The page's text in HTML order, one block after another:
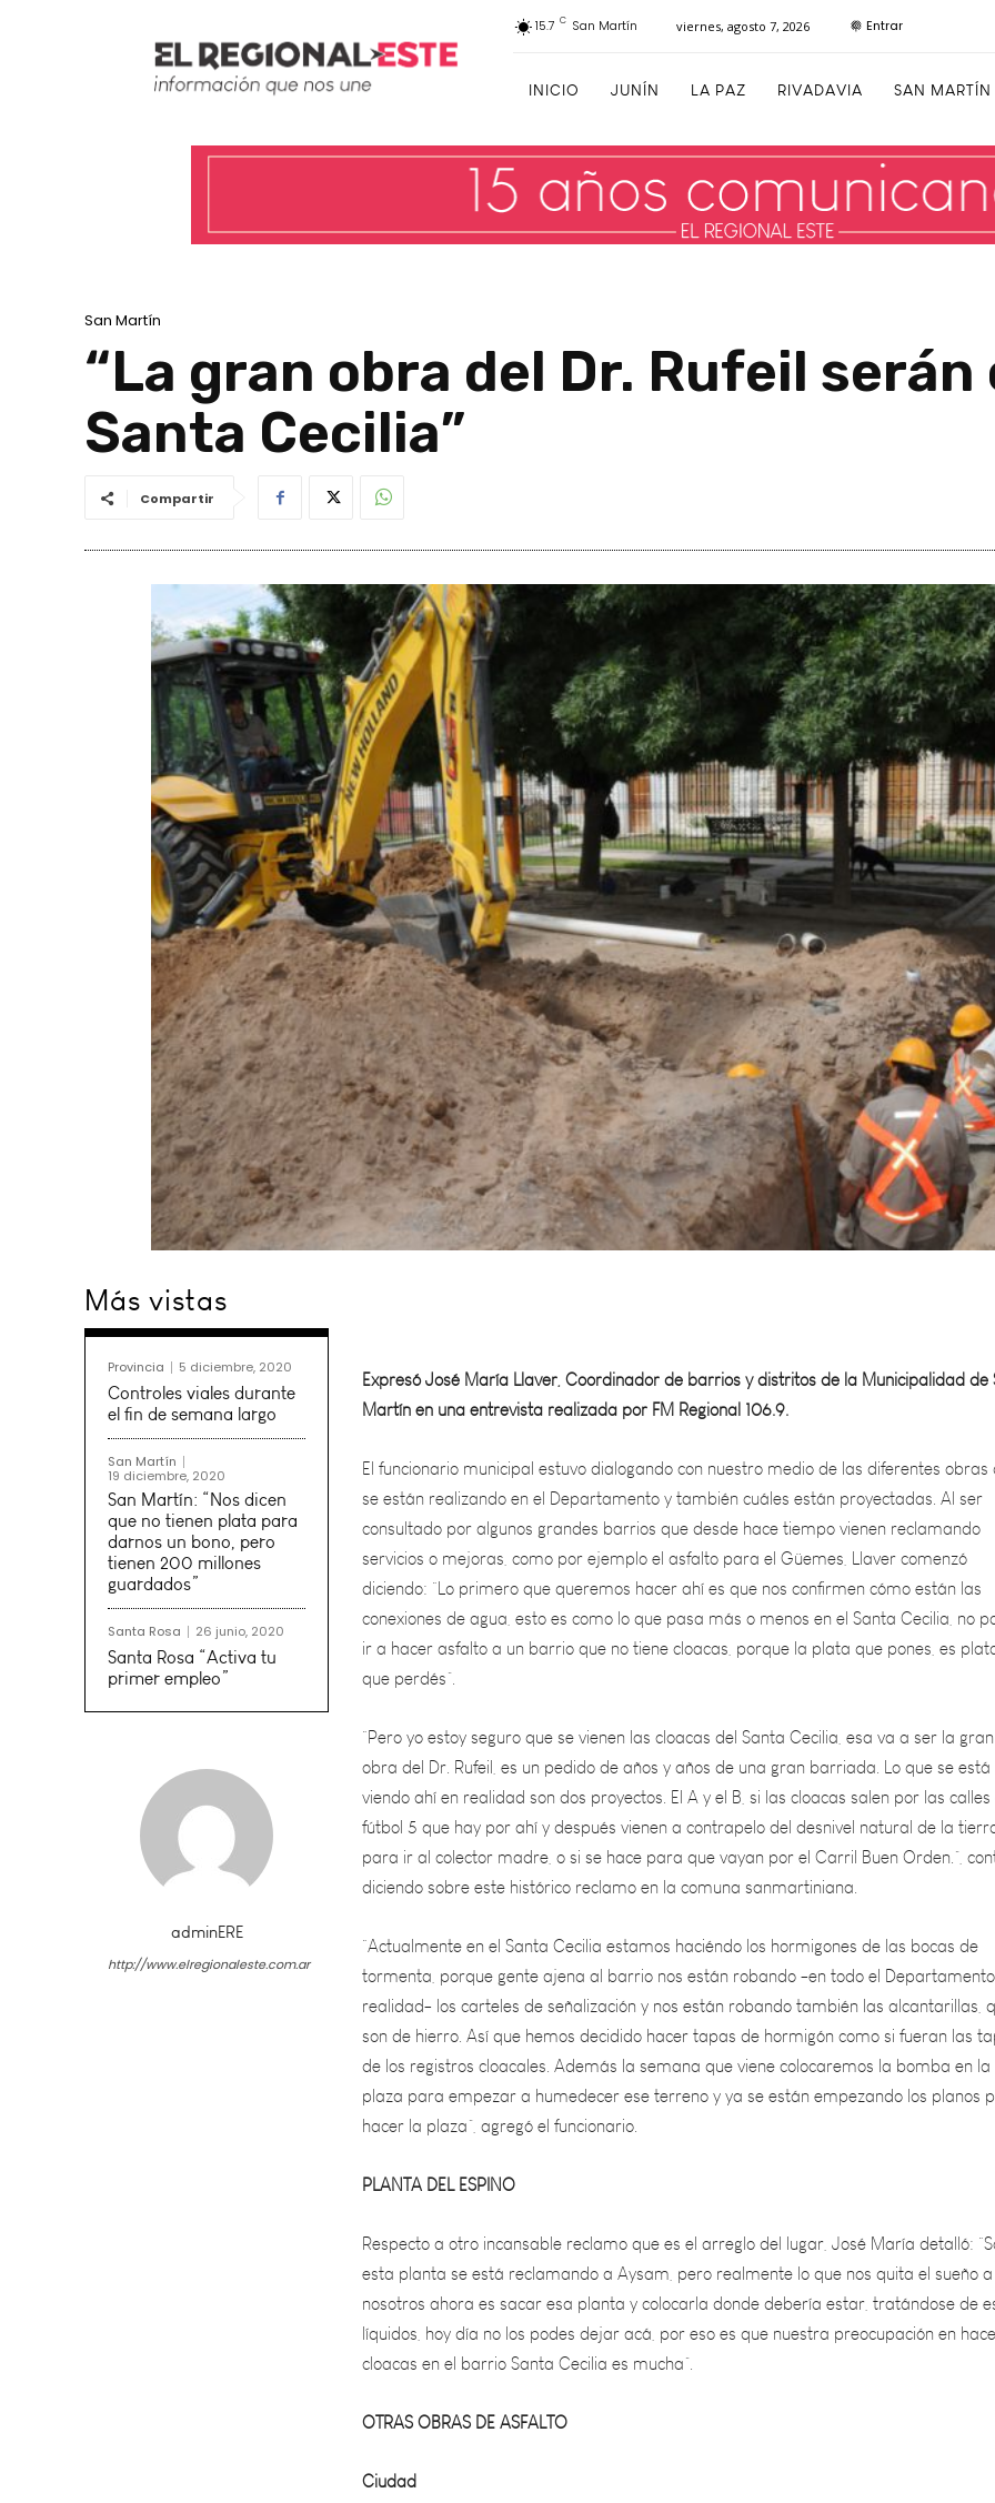
15.7 C San Martín viernes, agosto 7, 2026 Entrar
INICIO JUNÍN LA PAZ RIVADAVIA SAN MARTÍN
San Martín
“La gran obra del Dr. Rufeil serán
Santa Cecilia”
Compartir
Más vistas
Provincia 5 diciembre, 2020
Controles viales durante
el fin de semana largo
San Martín
19 diciembre, 2020
San Martín: “Nos dicen
que no tienen plata para
darnos un bono, pero
tienen 200 millones
guardados”
Santa Rosa 26 junio, 2020
Santa Rosa “Activa tu
primer empleo”
adminERE
http://www.elregionaleste.com.ar
Martín en una entrevista realizada por FM Regional 106.9.
El funcionario municipal estuvo dialogando con nuestro medio de las diferentes obras que
se están realizando en el Departamento y también cuáles están proyectadas. Al ser
consultado por algunos grandes barrios que desde hace tiempo vienen reclamando
servicios o mejoras, como por ejemplo el asfalto para el Güemes, Llaver comenzó
diciendo: “Lo primero que queremos hacer ahí es que nos confirmen cómo están las
conexiones de agua, esto es como lo que pasa más o menos en el Santa Cecilia, no podés
ir a hacer asfalto a un barrio que no tiene cloacas, porque la plata que pones, es
que perdés”.
“Pero yo estoy seguro que se vienen las cloacas del Santa Cecilia, esa va a ser la gran
obra del Dr. Rufeil, es un pedido de años y años de una gran barriada. Lo que se está
viendo ahí en realidad son dos proyectos. El A y el B, si las cloacas salen por las calles del
fútbol 5 que hay por ahí y después vienen a contrapelo del desnivel natural de la
para ir al colector madre, o si se hace para que vayan por el Carril Buen Orden.”,
diciendo sobre este histórico reclamo en la comuna sanmartiniana.
“Actualmente en el Santa Cecilia estamos haciéndo los hormigones de las bocas de
tormenta, porque gente ajena al barrio nos están robando -en todo el Departamento en
realidad- los carteles de señalización y nos están robando también las
son de hierro. Así que hemos decidido hacer tapas de hormigón como si fueran las
de los registros cloacales. Además la semana que viene colocaremos la bomba en la
plaza para empezar a humedecer ese terreno y ya se están empezando los
hacer la plaza”, agregó el funcionario.
PLANTA DEL ESPINO
Respecto a otro incansable reclamo que es el arreglo del lugar, José María detalló: “Sobre
esta planta se está reclamando a Aysam, pero realmente lo que nos quita el sueño a
nosotros ahora es sacar esa planta y colocarla donde debería estar, tratándose
líquidos, hoy día no los podes dejar acá, por eso es que nuestra preocupación en
cloacas en el barrio Santa Cecilia es mucha”.
OTRAS OBRAS DE ASFALTO
Ciudad